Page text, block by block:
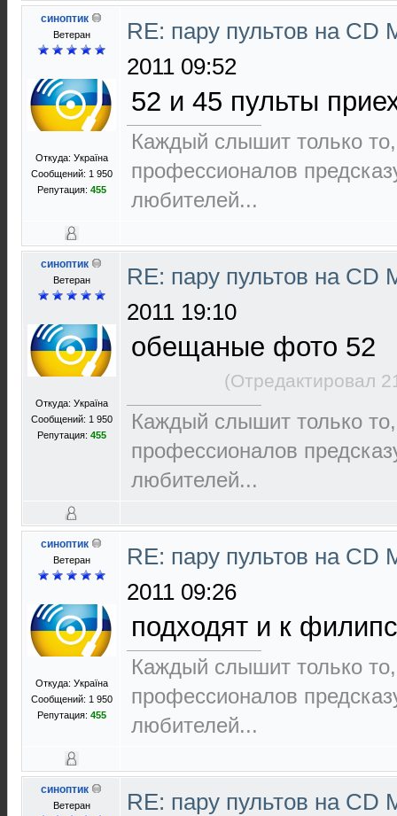
синоптик
Ветеран
Откуда: Україна
Сообщений: 1 950
Репутация: 455
RE: пару пультов на СD
2011 09:52
52 и 45 пульты
Каждый слышит только
пpофеccионалов
любителей...
синоптик
Ветеран
Откуда: Україна
Сообщений: 1 950
Репутация: 455
RE: пару пультов на СD
2011 19:10
обещаные фото 52
(Отредактировал
Каждый слышит только
пpофеccионалов
любителей...
синоптик
Ветеран
Откуда: Україна
Сообщений: 1 950
Репутация: 455
RE: пару пультов на СD
2011 09:26
подходят и к
Каждый слышит только
пpофеccионалов
любителей...
синоптик
Ветеран
RE: пару пультов на СD